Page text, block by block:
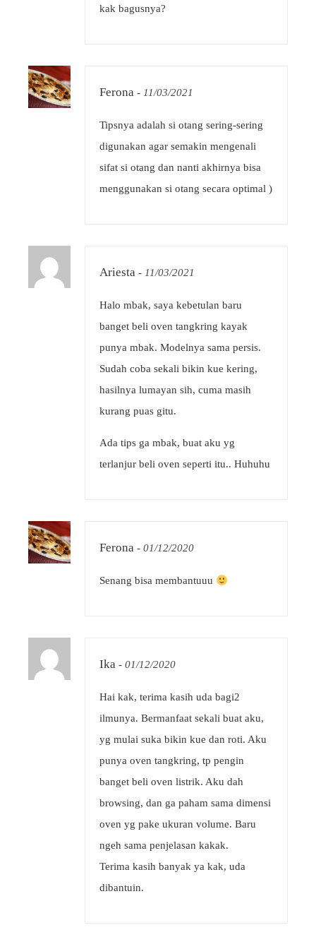
kak bagusnya?
Ferona - 11/03/2021
Tipsnya adalah si otang sering-sering
digunakan agar semakin mengenali
sifat si otang dan nanti akhirnya bisa
menggunakan si otang secara optimal )
Ariesta - 11/03/2021
Halo mbak, saya kebetulan baru
banget beli oven tangkring kayak
punya mbak. Modelnya sama persis.
Sudah coba sekali bikin kue kering,
hasilnya lumayan sih, cuma masih
kurang puas gitu.
Ada tips ga mbak, buat aku yg
terlanjur beli oven seperti itu.. Huhuhu
Ferona - 01/12/2020
Senang bisa membantuuu
Ika - 01/12/2020
Hai kak, terima kasih uda bagi2
ilmunya. Bermanfaat sekali buat aku,
yg mulai suka bikin kue dan roti. Aku
punya oven tangkring, tp pengin
banget beli oven listrik. Aku dah
browsing, dan ga paham sama dimensi
oven yg pake ukuran volume. Baru
ngeh sama penjelasan kakak.
Terima kasih banyak ya kak, uda
dibantuin.